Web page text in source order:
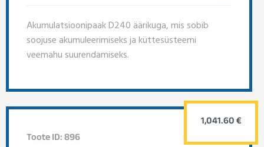
Akumulatsioonipaak D240 äärikuga, mis sobib
soojuse akumuleerimiseks ja küttesüsteemi
veemahu suurendamiseks.
Toote ID: 896
1,041.60 €